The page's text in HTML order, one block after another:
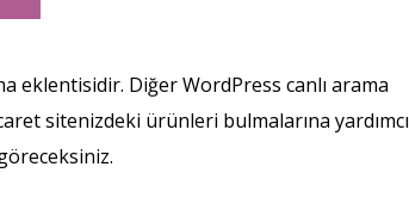
eklentisidir. Diğer WordPress canlı arama
sitenizdeki ürünleri bulmalarına yardımcı